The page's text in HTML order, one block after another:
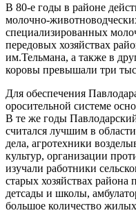
В 80-е годы в районе
молочно-
специализированных
передовых хозяйствах
им.Тельмана, а также в
коровы превышали три
Для обеспечения
оросительной системе
В те же годы
считался лучшим в
дела, агротехники
культур, организации
изучали работники
старых хозяйствах
детсады и школы,
большое количество